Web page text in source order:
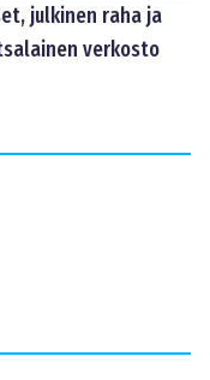
julkinen raha ja
verkosto